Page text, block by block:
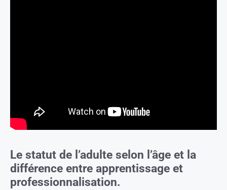
Le statut de l’adulte selon l’âge et la
différence entre apprentissage et
professionnalisation.